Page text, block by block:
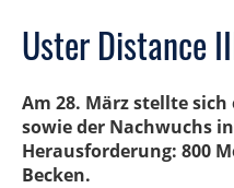
Uster Distance
Am 28. März stellte
sowie der Nachwuchs
Herausforderung: 800
Becken.